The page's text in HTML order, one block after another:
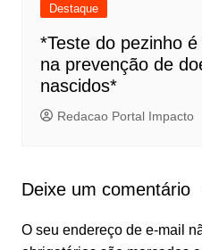
Destaque
*Teste do pezinho
na prevenção de
nascidos*
Redacao Portal Impacto
Deixe um comentário
O seu endereço de e-mail